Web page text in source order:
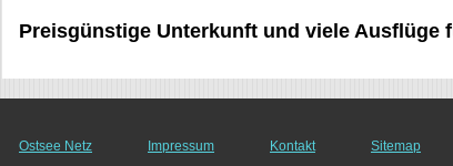
Preisgünstige Unterkunft und viele Ausflüge
Ostsee Netz Impressum Kontakt Sitemap